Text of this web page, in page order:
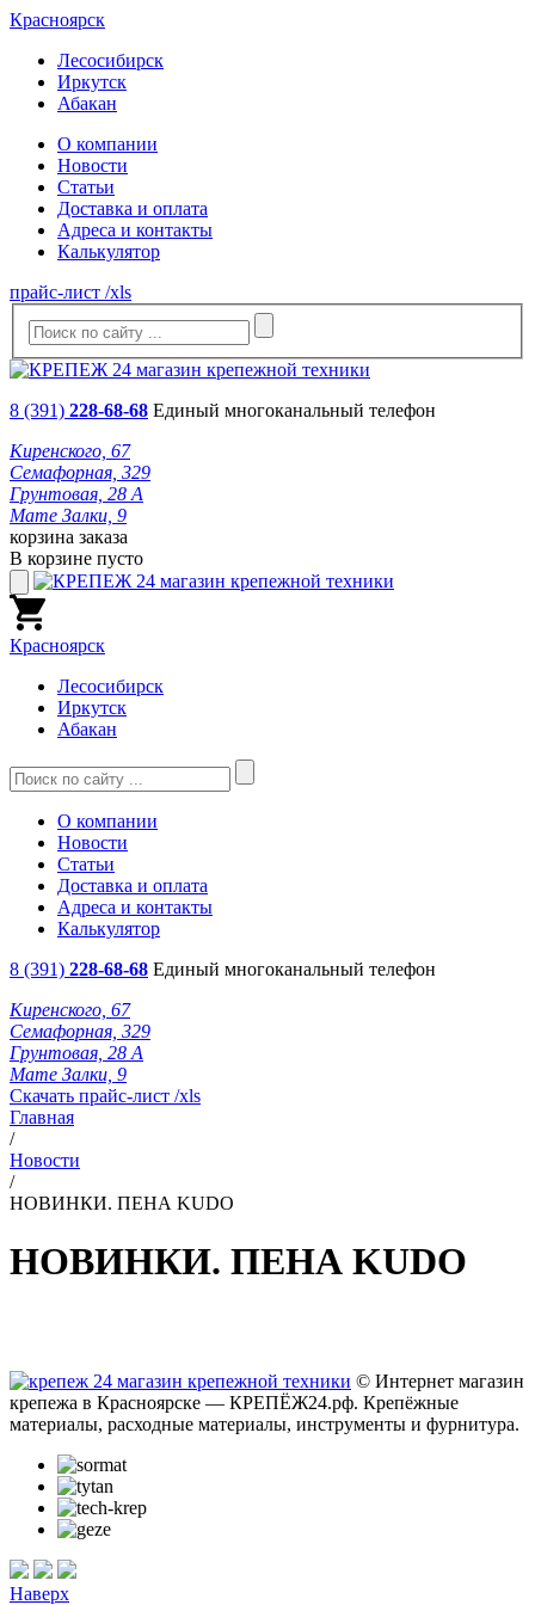
Красноярск
Лесосибирск
Иркутск
Абакан
О компании
Новости
Статьи
Доставка и оплата
Адреса и контакты
Калькулятор
прайс-лист /xls
8 (391) 228-68-68 Единый многоканальный телефон
Киренского, 67
Семафорная, 329
Грунтовая, 28 А
Мате Залки, 9
корзина заказа
В корзине пусто
Красноярск
Лесосибирск
Иркутск
Абакан
О компании
Новости
Статьи
Доставка и оплата
Адреса и контакты
Калькулятор
8 (391) 228-68-68 Единый многоканальный телефон
Киренского, 67
Семафорная, 329
Грунтовая, 28 А
Мате Залки, 9
Скачать прайс-лист /xls
Главная
/
Новости
/
НОВИНКИ. ПЕНА KUDO
НОВИНКИ. ПЕНА KUDO
© Интернет магазин
крепежа в Красноярске — КРЕПЁЖ24.рф. Крепёжные
материалы, расходные материалы, инструменты и фурнитура.
Наверх